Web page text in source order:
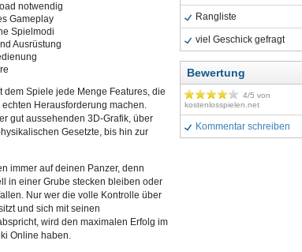
notwendig
Gameplay
Spielmodi
Ausrüstung
dem Spiele jede Menge Features, die
Herausforderung machen.
gut aussehenden 3D-Grafik, über
Gesetzte, bis hin zur
immer auf deinen Panzer, denn
in einer Grube stecken bleiben oder
Nur wer die volle Kontrolle über
und sich mit seinen
wird den maximalen Erfolg im
Online haben.
Rangliste
viel Geschick gefragt
Bewertung
4/5 von
kostenlosspielen.net
Kommentar schreiben